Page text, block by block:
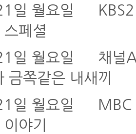
일 월요일
KBS2
페셜
일 월요일
채널
금쪽같은 내새끼
일 월요일
MBC
이야기